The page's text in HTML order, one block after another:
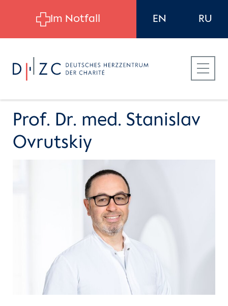
Für Patient:innen
Für Zuweiser:innen
Für Bewerber:innen
Unsere Kliniken
Einheiten
Prof. Dr. med. Stanislav
Ovrutskiy
Im Notfall EN RU